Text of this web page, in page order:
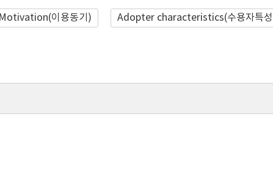
Motivation(이용동기) Adopter characteristics(수용자특